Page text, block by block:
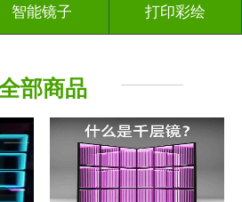
智能镜子 打印彩绘
部商品